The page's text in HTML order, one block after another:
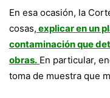
En esa ocasión, la
cosas, explicar en un
contaminación que
obras. En particular,
toma de muestra que